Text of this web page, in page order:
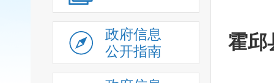
政府信息
公开指南
霍邱